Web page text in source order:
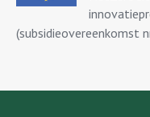
(subsidieovereenkomst